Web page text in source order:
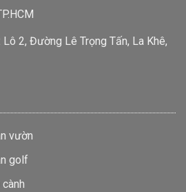
2, Đường Lê Trọng Tấn, La Khê,
vườn
golf